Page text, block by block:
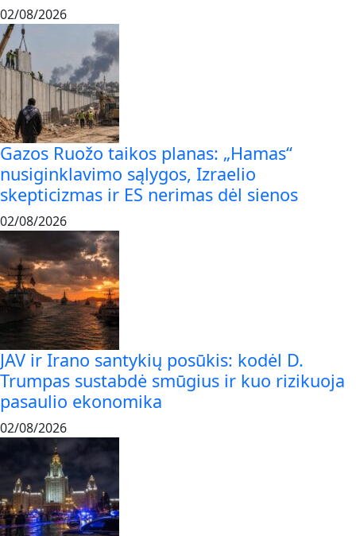
02/08/2026
Gazos Ruožo taikos planas: „Hamas“
nusiginklavimo sąlygos, Izraelio
skepticizmas ir ES nerimas dėl sienos
02/08/2026
JAV ir Irano santykių posūkis: kodėl D.
Trumpas sustabdė smūgius ir kuo rizikuoja
pasaulio ekonomika
02/08/2026